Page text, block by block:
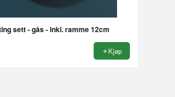
sett - gås - inkl. ramme 12cm
Kjøp